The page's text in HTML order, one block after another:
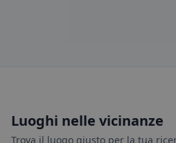
Luoghi nelle vicinanze
Trova il luogo giusto per la tua